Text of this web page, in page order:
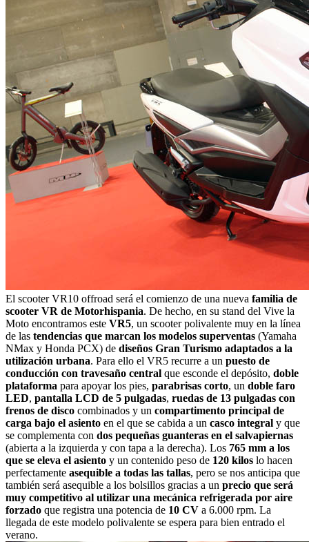
El scooter VR10 offroad será el comienzo de una nueva familia de
scooter VR de Motorhispania. De hecho, en su stand del Vive la
Moto encontramos este VR5, un scooter polivalente muy en la línea
de las tendencias que marcan los modelos superventas (Yamaha
NMax y Honda PCX) de diseños Gran Turismo adaptados a la
utilización urbana. Para ello el VR5 recurre a un puesto de
conducción con travesaño central que esconde el depósito, doble
plataforma para apoyar los pies, parabrisas corto, un doble faro
LED, pantalla LCD de 5 pulgadas, ruedas de 13 pulgadas con
frenos de disco combinados y un compartimento principal de
carga bajo el asiento en el que se cabida a un casco integral y que
se complementa con dos pequeñas guanteras en el salvapiernas
(abierta a la izquierda y con tapa a la derecha). Los 765 mm a los
que se eleva el asiento y un contenido peso de 120 kilos lo hacen
perfectamente asequible a todas las tallas, pero se nos anticipa que
también será asequible a los bolsillos gracias a un precio que será
muy competitivo al utilizar una mecánica refrigerada por aire
forzado que registra una potencia de 10 CV a 6.000 rpm. La
llegada de este modelo polivalente se espera para bien entrado el
verano.